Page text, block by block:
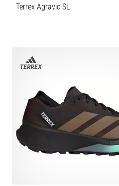
Terrex Agravic SL
42⅔ 40⅔ 41⅓ 42 43⅓ 44 44⅔